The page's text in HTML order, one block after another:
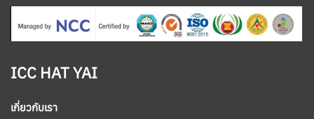
ICC HAT YAI
เกี่ยวกับเรา